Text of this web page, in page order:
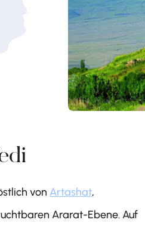
von Artashat,
Ararat-Ebene. Auf